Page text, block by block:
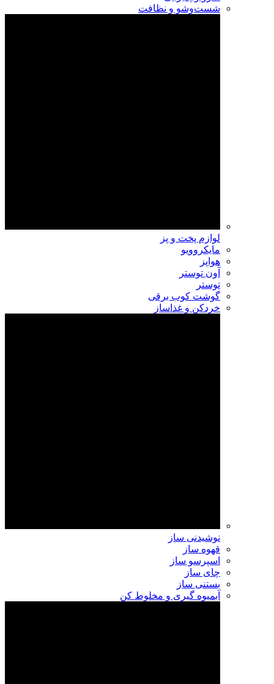
شست‌وشو و نظافت
لوازم پخت و پز
مایکروویو
هواپز
آون توستر
توستر
گوشت کوب برقی
خردکن و غذاساز
نوشیدنی ساز
قهوه ساز
اسپرسو ساز
چای ساز
بستنی ساز
آبمیوه گیری و مخلوط کن